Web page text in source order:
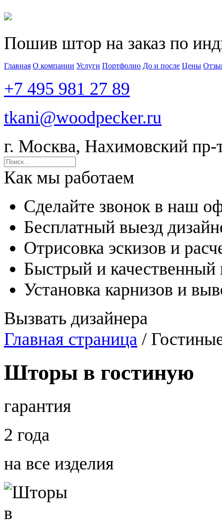
Пошив штор на заказ по
Главная О компании Услуги Портфолио До и после Цены
+7 495 981 27 89
tkani@woodpecker.ru
г. Москва, Нахимовский пр-
Как мы работаем
Сделайте звонок в наш
Бесплатный выезд
Отрисовка эскизов и
Быстрый и
Установка карнизов и
Вызвать дизайнера
Главная страница /
Шторы в гостиную
гарантия
2 года
на все изделия